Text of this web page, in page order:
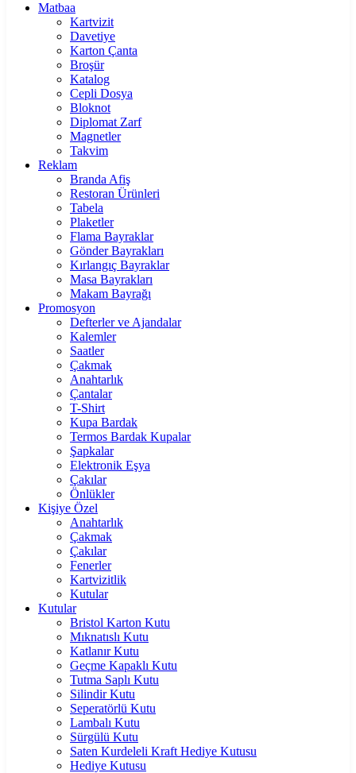
Matbaa
Kartvizit
Davetiye
Karton Çanta
Broşür
Katalog
Cepli Dosya
Bloknot
Diplomat Zarf
Magnetler
Takvim
Reklam
Branda Afiş
Restoran Ürünleri
Tabela
Plaketler
Flama Bayraklar
Gönder Bayrakları
Kırlangıç Bayraklar
Masa Bayrakları
Makam Bayrağı
Promosyon
Defterler ve Ajandalar
Kalemler
Saatler
Çakmak
Anahtarlık
Çantalar
T-Shirt
Kupa Bardak
Termos Bardak Kupalar
Şapkalar
Elektronik Eşya
Çakılar
Önlükler
Kişiye Özel
Anahtarlık
Çakmak
Çakılar
Fenerler
Kartvizitlik
Kutular
Kutular
Bristol Karton Kutu
Mıknatıslı Kutu
Katlanır Kutu
Geçme Kapaklı Kutu
Tutma Saplı Kutu
Silindir Kutu
Seperatörlü Kutu
Lambalı Kutu
Sürgülü Kutu
Saten Kurdeleli Kraft Hediye Kutusu
Hediye Kutusu